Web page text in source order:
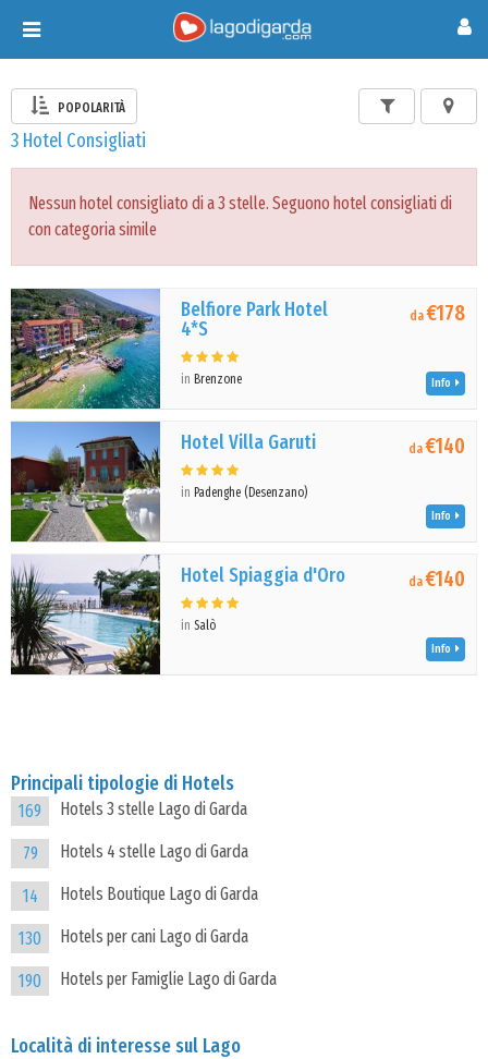
Toggle
navigation
POPOLARITÀ
3 Hotel Consigliati
Nessun hotel consigliato di a 3 stelle. Seguono hotel consigliati di
con categoria simile
Belfiore Park Hotel
4*S
in Brenzone
da€178
Info
Hotel Villa Garuti
in Padenghe (Desenzano)
da€140
Info
Hotel Spiaggia d'Oro
inSalò
da€140
Info
Principali tipologie di Hotels
169 Hotels 3 stelle Lago di Garda
79 Hotels 4 stelle Lago di Garda
14 Hotels Boutique Lago di Garda
130 Hotels per cani Lago di Garda
190 Hotels per Famiglie Lago di Garda
Località di interesse sul Lago